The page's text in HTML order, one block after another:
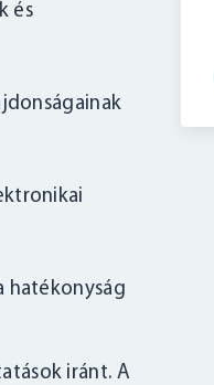
és
hatékonyság
iránt. A